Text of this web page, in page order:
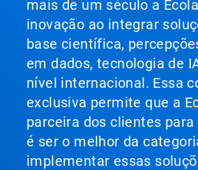
mais de um século a
inovação ao integrar
base científica,
em dados, tecnologia de
nível internacional. Essa
exclusiva permite que a
parceira dos clientes
é ser o melhor da
implementar essas